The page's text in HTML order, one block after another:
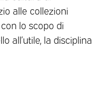
alle collezioni
con lo scopo di
all’utile, la disciplina